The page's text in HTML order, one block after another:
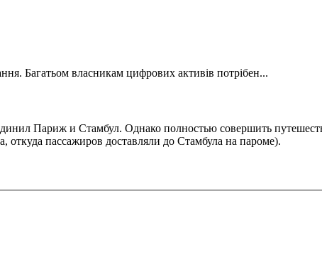
Багатьом власникам цифрових активів потрібен...
Париж и Стамбул. Однако полностью совершить
пассажиров доставляли до Стамбула на пароме).